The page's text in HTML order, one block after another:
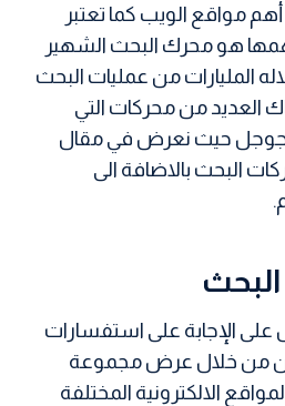
مواقع الويب كما تعتبر
هو محرك البحث الشهير
المليارات من عمليات البحث
العديد من محركات التي
جوجل حيث نعرض في مقال
البحث بالاضافة الى
الإجابة على استفسارات
من خلال عرض مجموعة
الالكترونية المختلفة